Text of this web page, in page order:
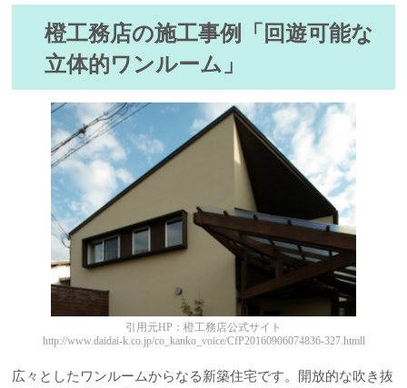
橙工務店の施工事例「回遊可能な
立体的ワンルーム」
引用元HP：橙工務店公式サイト
http://www.daidai-k.co.jp/co_kanko_voice/CfP20160906074836-327.htmll
広々としたワンルームからなる新築住宅です。開放的な吹き抜